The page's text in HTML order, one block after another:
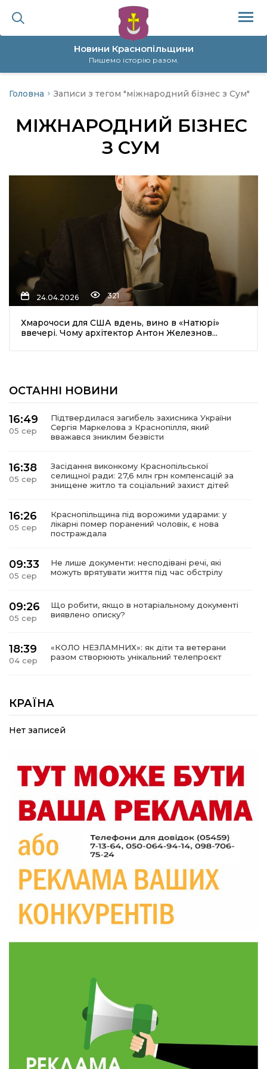
Новини Краснопільщини
Пишемо історію разом.
політика
Головна Записи з тегом "міжнародний бізнес з Сум"
МІЖНАРОДНИЙ БІЗНЕС
З СУМ
24.04.2026 321
Хмарочоси для США вдень, вино в «Натюрі»
ввечері. Чому архітектор Антон Железнов...
ОСТАННІ НОВИНИ
16:49
05 сер
Підтвердилася загибель захисника України
Сергія Маркелова з Краснопілля, який
вважався зниклим безвісти
16:38
05 сер
Засідання виконкому Краснопільської
селищної ради: 27,6 млн грн компенсацій за
знищене житло та соціальний захист дітей
16:26
05 сер
Краснопільщина під ворожими ударами: у
лікарні помер поранений чоловік, є нова
постраждала
09:33
05 сер
Не лише документи: несподівані речі, які
можуть врятувати життя під час обстрілу
09:26
05 сер
Що робити, якщо в нотаріальному документі
виявлено описку?
18:39
04 сер
«КОЛО НЕЗЛАМНИХ»: як діти та ветерани
разом створюють унікальний телепроєкт
04 сер
прикордоння до втраченого дому
19:36
Пишіть листи самому собі, або як уникнути
19:29
30 лип
«Все закінчиться, приїду й одружуся…»: Пам’яті
26-річного Захисника Богдана Ємця (ВІДЕО)
20:06
Паливо по 100 грн та ризик дефіциту: чому в
28 лип
Житлові сертифікати, підготовка до зими та
підтримка ВПО: підсумки засідання виконкому
Краснопільської селищної ради
10:36
28 лип
Валентина Масалітіна: «Нас тримає віра в
Перемогу і повернення додому»
Обмежено придатний, але безмежно
вмотивований: Як колишній лісівник став асом
артилерії
490 пацієнтів та 15 відвіданих сіл: МБФ
«Альянс громадського здоров’я» підбив
підсумки роботи мобільних клінік у Сумській
КРАЇНА
Нет записей